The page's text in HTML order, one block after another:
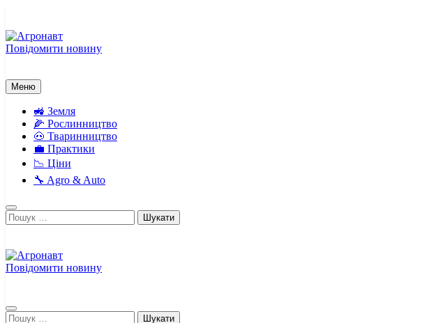
вмісту
Повідомити новину
Меню
🚜 Земля
🌽 Рослинництво
🐽 Тваринництво
💼 Практики
📉 Ціни
🔧 Agro & Auto
Пошук:
Повідомити новину
Пошук: